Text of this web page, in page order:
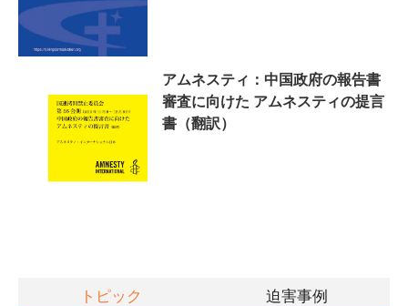
アムネスティ：中国政府の報告書
審査に向けた アムネスティの提言
書（翻訳）
トピック 迫害事例